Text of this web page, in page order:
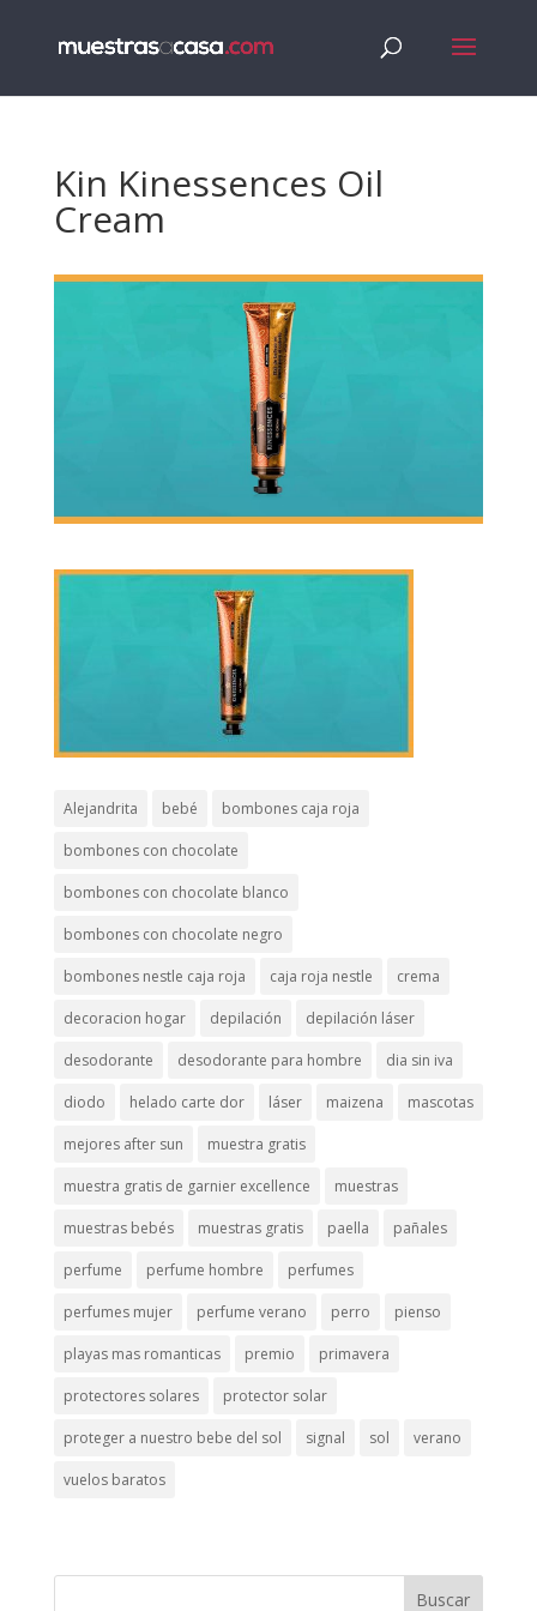
Kin Kinessences Oil
Cream
Alejandrita bebé bombones caja roja
bombones con chocolate
bombones con chocolate blanco
bombones con chocolate negro
bombones nestle caja roja caja roja nestle crema
decoracion hogar depilación depilación láser
desodorante desodorante para hombre dia sin iva
diodo helado carte dor láser maizena mascotas
mejores after sun muestra gratis
muestra gratis de garnier excellence muestras
muestras bebés muestras gratis paella pañales
perfume perfume hombre perfumes
perfumes mujer perfume verano perro pienso
playas mas romanticas premio primavera
protectores solares protector solar
proteger a nuestro bebe del sol signal sol verano
vuelos baratos